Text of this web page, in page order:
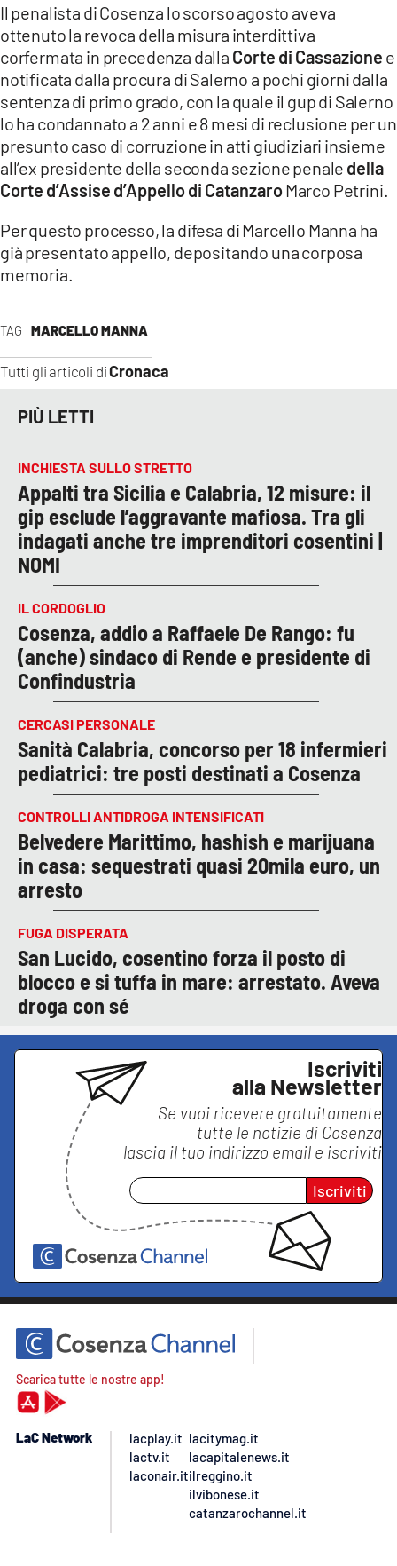
ILVIBONESE.IT
CATANZAROCHANNEL.IT
LACAPITALENEWS.IT
App
ANDROID
APPLE
TAG MARCELLO MANNA
Tutti gli articoli diCronaca
Il penalista di Cosenza lo scorso agosto aveva
ottenuto la revoca della misura interdittiva
corfermata in precedenza dalla Corte di Cassazione e
notificata dalla procura di Salerno a pochi giorni dalla
sentenza di primo grado, con la quale il gup di Salerno
lo ha condannato a 2 anni e 8 mesi di reclusione per un
presunto caso di corruzione in atti giudiziari insieme
all’ex presidente della seconda sezione penale della
Corte d’Assise d’Appello di CatanzaroMarco Petrini.
Per questo processo, la difesa di Marcello Manna ha
già presentato appello, depositando una corposa
memoria.
PIÙ LETTI
INCHIESTA SULLO STRETTO
Appalti tra Sicilia e Calabria, 12 misure: il
gip esclude l’aggravante mafiosa. Tra gli
indagati anche tre imprenditori cosentini |
NOMI
IL CORDOGLIO
Cosenza, addio a Raffaele De Rango: fu
(anche) sindaco di Rende e presidente di
Confindustria
CERCASI PERSONALE
Sanità Calabria, concorso per 18 infermieri
pediatrici: tre posti destinati a Cosenza
CONTROLLI ANTIDROGA INTENSIFICATI
Belvedere Marittimo, hashish e marijuana
in casa: sequestrati quasi 20mila euro, un
arresto
FUGA DISPERATA
San Lucido, cosentino forza il posto di
blocco e si tuffa in mare: arrestato. Aveva
droga con sé
Iscriviti
alla Newsletter
Se vuoi ricevere gratuitamente
tutte le notizie di Cosenza
lascia il tuo indirizzo email e iscriviti
Iscriviti
Scarica tutte le nostre app!
LaC Network
lacplay.it
lactv.it
laconair.it
lacitymag.it
lacapitalenews.it
ilreggino.it
ilvibonese.it
catanzarochannel.it